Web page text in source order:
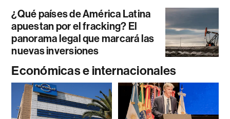
¿Qué países de América Latina
apuestan por el fracking? El
panorama legal que marcará las
nuevas inversiones
Económicas e internacionales